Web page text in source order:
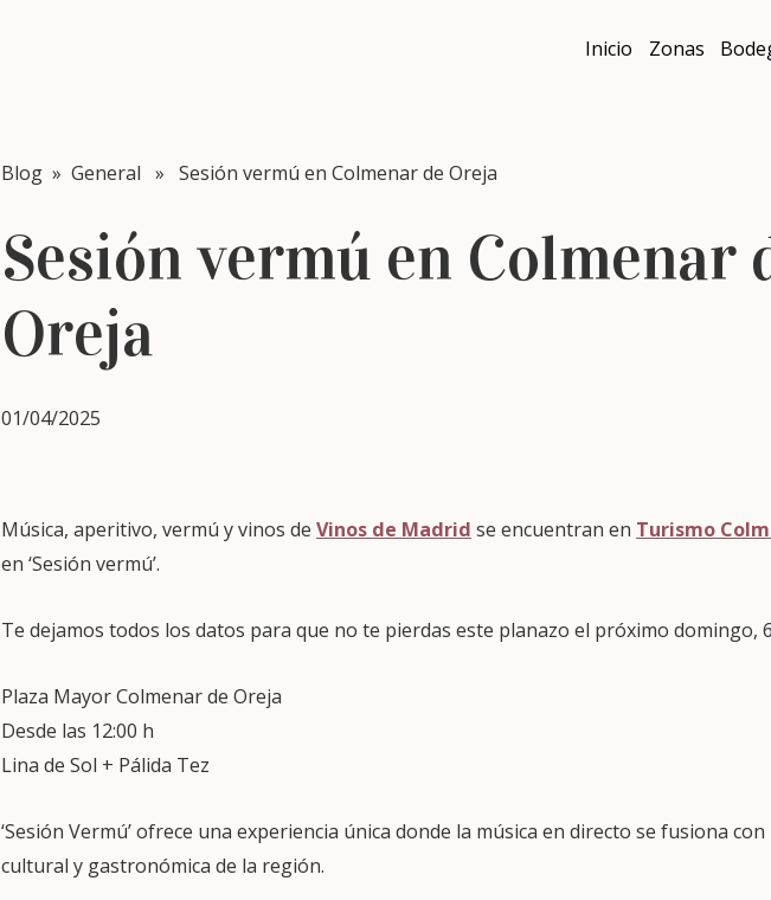
Inicio Zonas
Blog » General » Sesión vermú en Colmenar de Oreja
Sesión vermú en Colmenar
Oreja
01/04/2025
Música, aperitivo, vermú y vinos de Vinos de Madrid se encuentran en Turismo
en ‘Sesión vermú’.
Te dejamos todos los datos para que no te pierdas este planazo el próximo domingo,
Plaza Mayor Colmenar de Oreja
Desde las 12:00 h
Lina de Sol + Pálida Tez
‘Sesión Vermú’ ofrece una experiencia única donde la música en directo se fusiona con
cultural y gastronómica de la región.